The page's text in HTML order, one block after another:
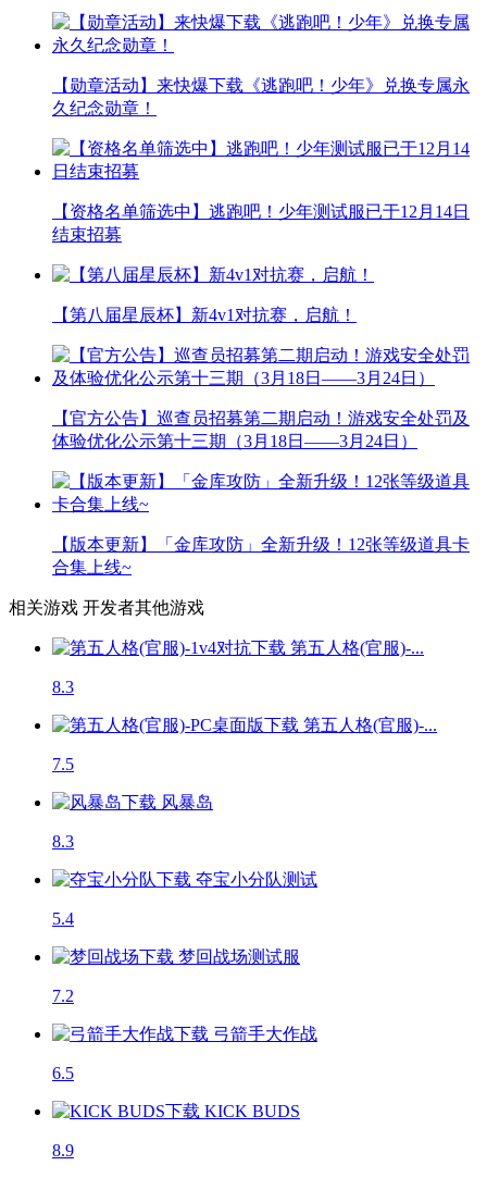
【勋章活动】来快爆下载《逃跑吧！少年》兑换专属永
久纪念勋章！
【资格名单筛选中】逃跑吧！少年测试服已于12月14日
结束招募
【第八届星辰杯】新4v1对抗赛，启航！
【官方公告】巡查员招募第二期启动！游戏安全处罚及
体验优化公示第十三期（3月18日——3月24日）
【版本更新】「金库攻防」全新升级！12张等级道具卡
合集上线~
相关游戏 开发者其他游戏
第五人格(官服)-...
8.3
第五人格(官服)-...
7.5
风暴岛
8.3
夺宝小分队测试
5.4
梦回战场测试服
7.2
弓箭手大作战
6.5
KICK BUDS
8.9